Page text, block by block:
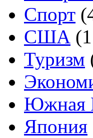
Спорт
США
Туризм
Южная
Япония